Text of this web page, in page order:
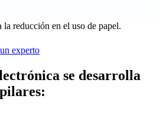
la reducción en el uso de papel.
experto
se desarrolla